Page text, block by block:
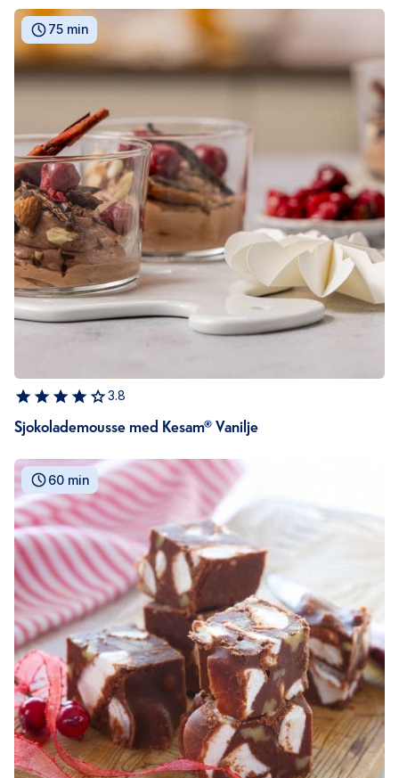
75 min
3.8
Sjokolademousse med Kesam® Vanilje
60 min